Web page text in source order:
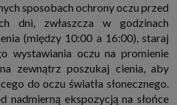
sposobach ochrony oczu przed
dni, zwłaszcza w godzinach
(między 10:00 a 16:00), staraj
wystawiania oczu na promienie
zewnątrz poszukaj cienia, aby
do oczu światła słonecznego.
nadmierną ekspozycją na słońce